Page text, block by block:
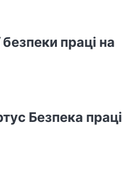
праці на
Безпека праці